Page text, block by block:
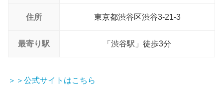
住所 東京都渋谷区渋谷3-21-3
最寄り駅 「渋谷駅」徒歩3分
＞＞公式サイトはこちら